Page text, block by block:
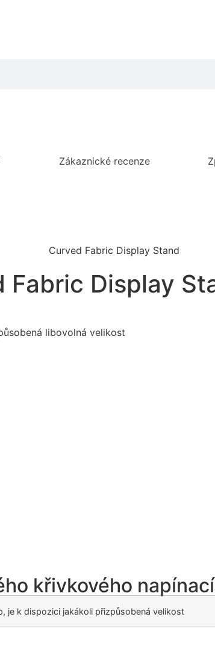
Zákaznické recenze
Display
libovolná velikost
křivkového
je k dispozici jakákoli přizpůsobená velikost